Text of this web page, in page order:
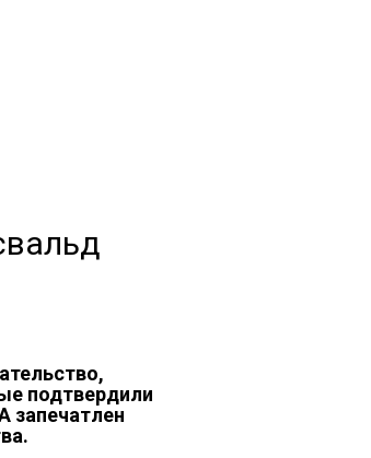
подтвердили
запечатлен